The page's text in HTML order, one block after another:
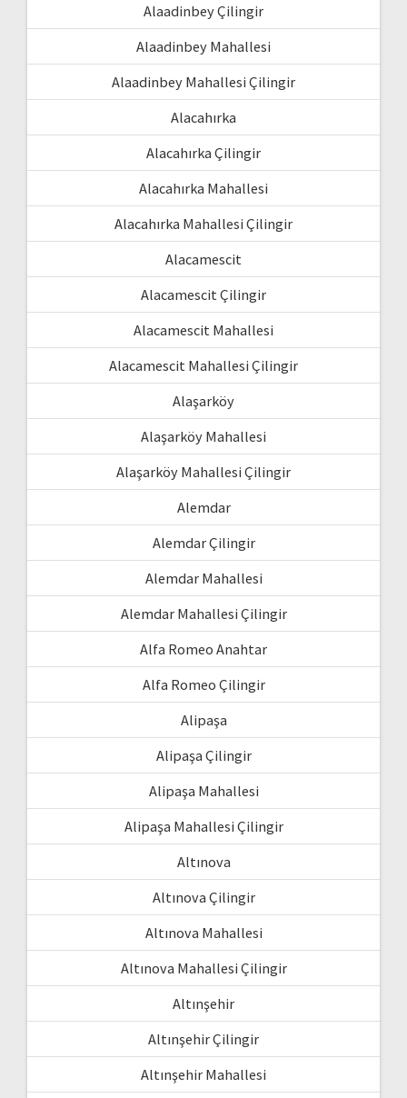
Alaadinbey Çilingir
Alaadinbey Mahallesi
Alaadinbey Mahallesi Çilingir
Alacahırka
Alacahırka Çilingir
Alacahırka Mahallesi
Alacahırka Mahallesi Çilingir
Alacamescit
Alacamescit Çilingir
Alacamescit Mahallesi
Alacamescit Mahallesi Çilingir
Alaşarköy
Alaşarköy Mahallesi
Alaşarköy Mahallesi Çilingir
Alemdar
Alemdar Çilingir
Alemdar Mahallesi
Alemdar Mahallesi Çilingir
Alfa Romeo Anahtar
Alfa Romeo Çilingir
Alipaşa
Alipaşa Çilingir
Alipaşa Mahallesi
Alipaşa Mahallesi Çilingir
Altınova
Altınova Çilingir
Altınova Mahallesi
Altınova Mahallesi Çilingir
Altınşehir
Altınşehir Çilingir
Altınşehir Mahallesi